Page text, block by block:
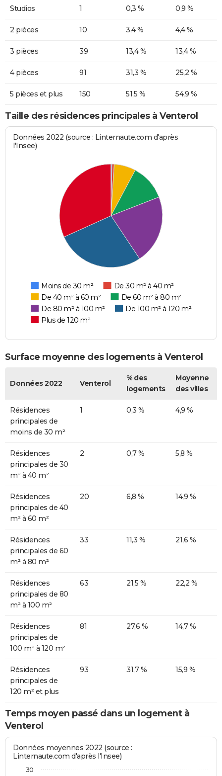
Studios 1 0,3 % 0,9 %
2 pièces 10 3,4 % 4,4 %
3 pièces 39 13,4 % 13,4 %
4 pièces 91 31,3 % 25,2 %
5 pièces et plus 150 51,5 % 54,9 %
Taille des résidences principales à Venterol
Données 2022 (source : Linternaute.com d'après
l'Insee)
Moins de 30 m²
De 30 m² à 40 m²
De 40 m² à 60 m²
De 60 m² à 80 m²
De 80 m² à 100 m²
De 100 m² à 120 m²
Plus de 120 m²
Surface moyenne des logements à Venterol
Données 2022 Venterol
% des
logements
Moyenne
des villes
Résidences
principales de
moins de 30 m²
1 0,3 % 4,9 %
Résidences
principales de 30
m² à 40 m²
2 0,7 % 5,8 %
Résidences
principales de 40
m² à 60 m²
20 6,8 % 14,9 %
Résidences
principales de 60
m² à 80 m²
33 11,3 % 21,6 %
Résidences
principales de 80
m² à 100 m²
63 21,5 % 22,2 %
Résidences
principales de
100 m² à 120 m²
81 27,6 % 14,7 %
Résidences
principales de
120 m² et plus
93 31,7 % 15,9 %
Temps moyen passé dans un logement à
Venterol
Données moyennes 2022 (source :
Linternaute.com d'après l'Insee)
30